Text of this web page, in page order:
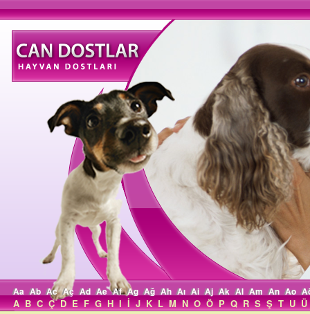
Aa Ab Ac Aç Ad Ae Af Ag Ağ Ah Aı Ai Aj Ak Al Am An Ao
A B C Ç D E F G H I İ J K L M N O Ö P Q R S Ş T U Ü